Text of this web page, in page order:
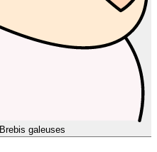
Brebis galeuses